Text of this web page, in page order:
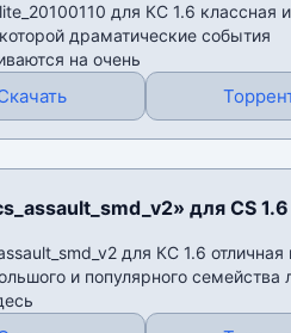
для КС 1.6 классная
драматические события
на очень
для CS 1.6
для КС 1.6 отличная
и популярного семейства